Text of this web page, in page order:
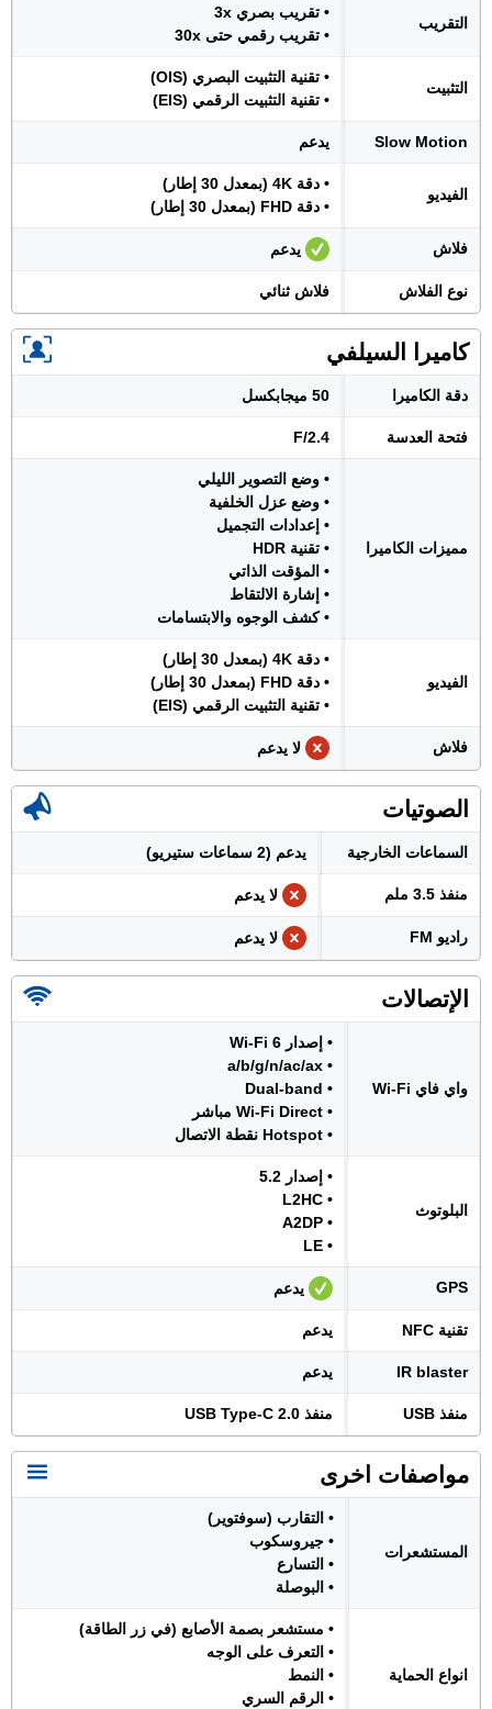
التقريب
• تقريب بصري 3x
• تقريب رقمي حتى 30x
التثبيت
• تقنية التثبيت البصري (OIS)
• تقنية التثبيت الرقمي (EIS)
Slow Motion يدعم
الفيديو
• دقة 4K (بمعدل 30 إطار)
• دقة FHD (بمعدل 30 إطار)
فلاش يدعم
نوع الفلاش فلاش ثنائي
كاميرا السيلفي
دقة الكاميرا 50 ميجابكسل
فتحة العدسة F/2.4
مميزات الكاميرا
• وضع التصوير الليلي
• وضع عزل الخلفية
• إعدادات التجميل
• تقنية HDR
• المؤقت الذاتي
• إشارة الالتقاط
• كشف الوجوه والابتسامات
الفيديو
• دقة 4K (بمعدل 30 إطار)
• دقة FHD (بمعدل 30 إطار)
• تقنية التثبيت الرقمي (EIS)
فلاش لا يدعم
الصوتيات
السماعات الخارجية يدعم (2 سماعات ستيريو)
منفذ 3.5 ملم لا يدعم
راديو FM لا يدعم
الإتصالات
واي فاي Wi-Fi
• إصدار Wi-Fi 6
• a/b/g/n/ac/ax
• Dual-band
• Wi-Fi Direct مباشر
• Hotspot نقطة الاتصال
البلوتوث
• إصدار 5.2
• L2HC
• A2DP
• LE
GPS يدعم
تقنية NFC يدعم
IR blaster يدعم
منفذ USB منفذ USB Type-C 2.0
مواصفات اخرى
المستشعرات
• التقارب (سوفتوير)
• جيروسكوب
• التسارع
• البوصلة
انواع الحماية
• مستشعر بصمة الأصابع (في زر الطاقة)
• التعرف على الوجه
• النمط
• الرقم السري